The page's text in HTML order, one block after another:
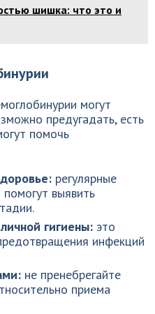
шишка: что это и
могут
предугадать, есть
помочь
регулярные
выявить
гигиены: это
инфекций
не пренебрегайте
приема